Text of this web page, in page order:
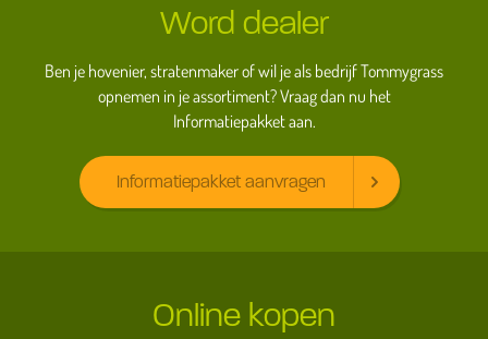
Word dealer
Ben je hovenier, stratenmaker of wil je als bedrijf Tommygrass
opnemen in je assortiment? Vraag dan nu het
Informatiepakket aan.
Informatiepakket aanvragen
Online kopen